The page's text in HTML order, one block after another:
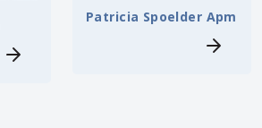
Patricia Spoelder Apm